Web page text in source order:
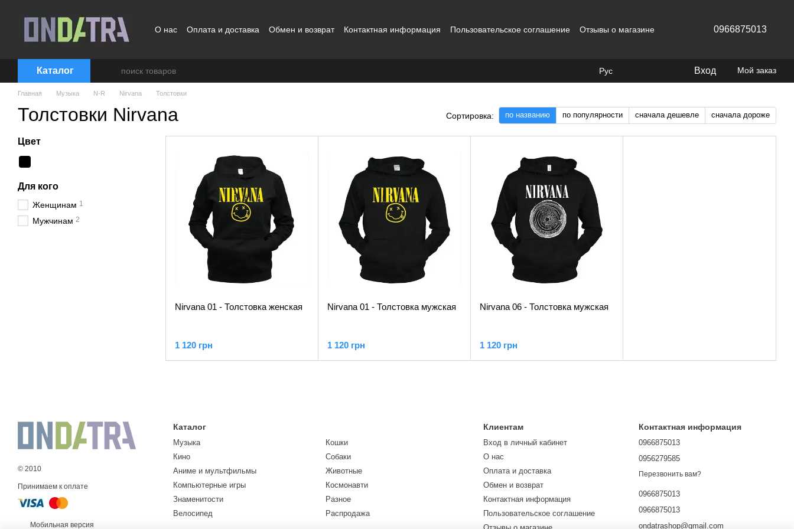
О нас Оплата и доставка Обмен и возврат Контактная информация Пользовательское соглашение
Отзывы о магазине
0966875013
Каталог Рус Вход Мой заказ
Главная Музыка N-R Nirvana Толстовки
Толстовки Nirvana Сортировка: по названию по популярности сначала дешевле сначала дороже
Nirvana 01 - Толстовка женская
1 120 грн
Nirvana 01 - Толстовка мужская
1 120 грн
Nirvana 06 - Толстовка мужская
1 120 грн
Цвет
Для кого
Женщинам 1
Мужчинам 2
© 2010
Принимаем к оплате
Мобильная версия
Каталог
Музыка
Кино
Аниме и мультфильмы
Компьютерные игры
Знаменитости
Велосипед
Кошки
Собаки
Животные
Космонавти
Разное
Распродажа
Клиентам
Вход в личный кабинет
О нас
Оплата и доставка
Обмен и возврат
Контактная информация
Пользовательское соглашение
Контактная информация
0966875013
0956279585
Перезвонить вам?
0966875013
0966875013
ondatrashop@gmail.com